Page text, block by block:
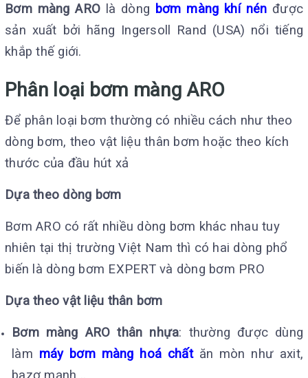
Bơm màng ARO là dòng bơm màng khí nén được
sản xuất bởi hãng Ingersoll Rand (USA) nổi tiếng
khắp thế giới.
Phân loại bơm màng ARO
Để phân loại bơm thường có nhiều cách như theo
dòng bơm, theo vật liệu thân bơm hoặc theo kích
thước của đầu hút xả
Dựa theo dòng bơm
Bơm ARO có rất nhiều dòng bơm khác nhau tuy
nhiên tại thị trường Việt Nam thì có hai dòng phổ
biến là dòng bơm EXPERT và dòng bơm PRO
Dựa theo vật liệu thân bơm
Bơm màng ARO thân nhựa: thường được dùng
làm máy bơm màng hoá chấtăn mòn như axit,